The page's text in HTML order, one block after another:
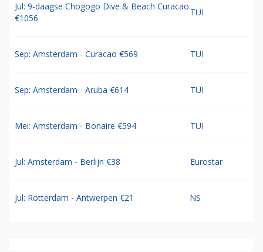
Jul: 9-daagse Chogogo Dive & Beach Curacao
€1056
TUI
Sep: Amsterdam - Curacao €569 TUI
Sep: Amsterdam - Aruba €614 TUI
Mei: Amsterdam - Bonaire €594 TUI
Jul: Amsterdam - Berlijn €38 Eurostar
Jul: Rotterdam - Antwerpen €21 NS